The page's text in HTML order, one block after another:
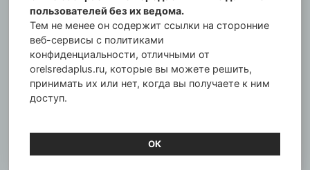
Свидетельство о регистрации СМИ: ПИ №57-
00254 от 29 октября 2013 г.
Газета зарегистрирована Управлением
Федеральной службы по надзору в сфере связи,
информационных технологий и массовых
коммуникаций по Орловской области.
Главный редактор: Татьяна Филёва
пользователей без их ведома.
Тем не менее он содержит ссылки на сторонние
веб-сервисы с политиками
конфиденциальности, отличными от
orelsredaplus.ru, которые вы можете решить,
принимать их или нет, когда вы получаете к ним
доступ.
ОК